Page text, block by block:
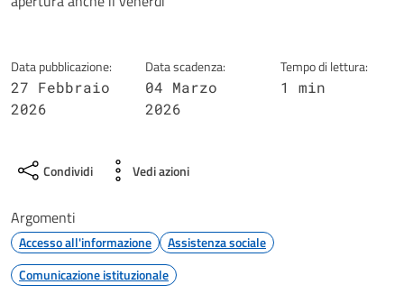
Data pubblicazione:
27 Febbraio
2026
Data scadenza:
04 Marzo
2026
Tempo di lettura:
1 min
Condividi Vedi azioni
Argomenti
Accesso all'informazione
Assistenza sociale
Comunicazione istituzionale